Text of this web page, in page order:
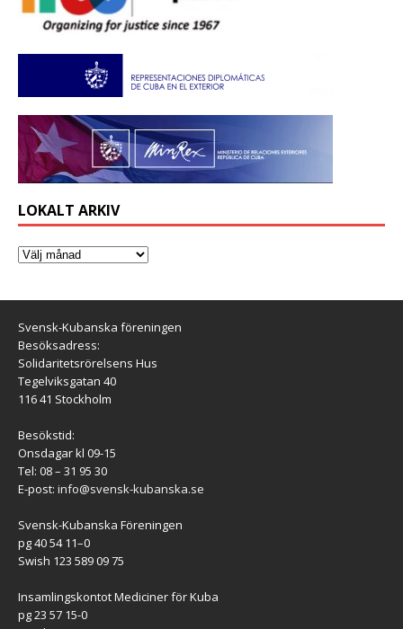
LOKALT ARKIV
Svensk-Kubanska föreningen
Besöksadress:
Solidaritetsrörelsens Hus
Tegelviksgatan 40
116 41 Stockholm
Besökstid:
Onsdagar kl 09-15
Tel: 08 – 31 95 30
E-post: info@svensk-kubanska.se
Svensk-Kubanska Föreningen
pg 40 54 11–0
Swish 123 589 09 75
Insamlingskontot Mediciner för Kuba
pg 23 57 15-0